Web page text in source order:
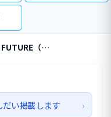
Dr.STONE SCIENCE FUTURE（第3クール）
だい掲載します ›